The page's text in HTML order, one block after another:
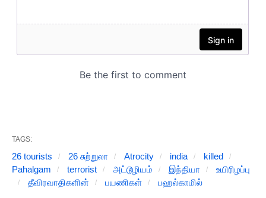
TAGS:
26 tourists 26 சுற்றுலா Atrocity india
killed
Pahalgam
terrorist அட்டூழியம் இந்தியா
உயிரிழப்பு
தீவிரவாதிகளின்
பயணிகள் பஹல்காமில்